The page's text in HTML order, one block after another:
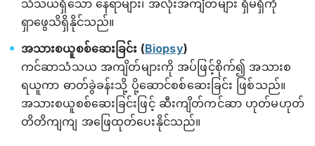
သံသယရှိသော နေရာများ၊ အလုံးအကျိတ်များ ရှိမရှိကို
ရှာဖွေသိရှိနိုင်သည်။
အသားစယူစစ်ဆေးခြင်း (Biopsy)
ကင်ဆာသံသယ အကျိတ်များကို အပ်ဖြင့်စိုက်၍ အသားစ
ရယူကာ ဓာတ်ခွဲခန်းသို့ ပို့ဆောင်စစ်ဆေးခြင်း ဖြစ်သည်။
အသားစယူစစ်ဆေးခြင်းဖြင့် ဆီးကျိတ်ကင်ဆာ ဟုတ်မဟုတ်
တိတိကျကျ အဖြေထုတ်ပေးနိုင်သည်။